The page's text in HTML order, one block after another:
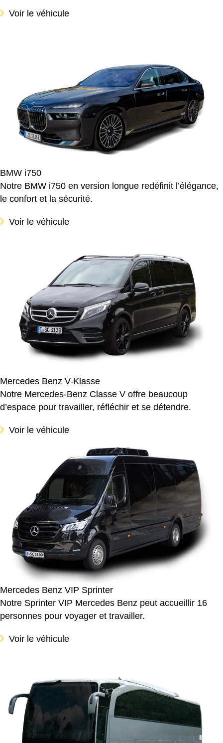
Voir le véhicule
BMW i750
Notre BMW i750 en version longue redéfinit l’élégance,
le confort et la sécurité.
Voir le véhicule
Mercedes Benz V-Klasse
Notre Mercedes-Benz Classe V offre beaucoup
d’espace pour travailler, réfléchir et se détendre.
Voir le véhicule
Mercedes Benz VIP Sprinter
Notre Sprinter VIP Mercedes Benz peut accueillir 16
personnes pour voyager et travailler.
Voir le véhicule